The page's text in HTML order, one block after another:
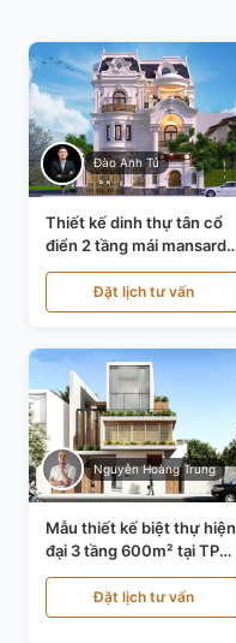
Đào Anh Tú
Thiết kế dinh thự tân cổ
điển 2 tầng mái mansard
tại Bắc Ninh KT20084
Đặt lịch tư vấn
Nguyễn Hoàng Trung
Mẫu thiết kế biệt thự hiện
đại 3 tầng 600m² tại TP
Hồ Chí Minh KT24602
Đặt lịch tư vấn